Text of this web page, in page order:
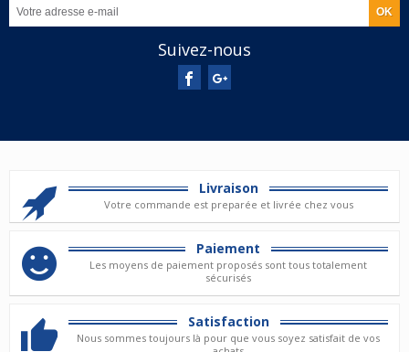
Suivez-nous
Livraison
Votre commande est preparée et livrée chez vous
Paiement
Les moyens de paiement proposés sont tous totalement
sécurisés
Satisfaction
Nous sommes toujours là pour que vous soyez satisfait de vos